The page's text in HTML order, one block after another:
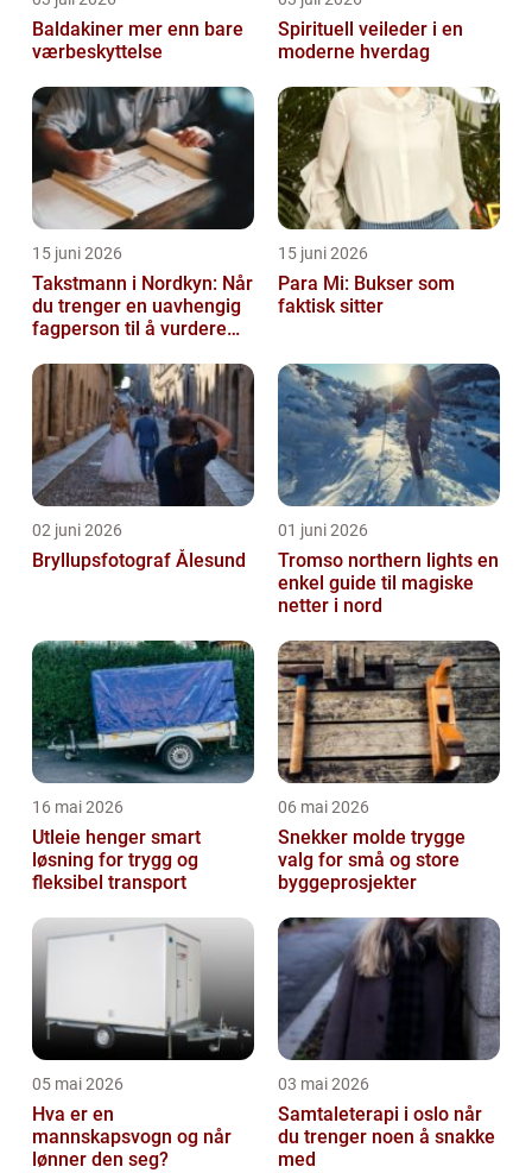
Baldakiner mer enn bare
værbeskyttelse
Spirituell veileder i en
moderne hverdag
15 juni 2026
Takstmann i Nordkyn: Når
du trenger en uavhengig
fagperson til å vurdere
15 juni 2026
Para Mi: Bukser som
faktisk sitter
02 juni 2026
Bryllupsfotograf Ålesund
01 juni 2026
Tromso northern lights en
enkel guide til magiske
netter i nord
16 mai 2026
Utleie henger smart
løsning for trygg og
fleksibel transport
06 mai 2026
Snekker molde trygge
valg for små og store
byggeprosjekter
05 mai 2026
Hva er en
mannskapsvogn og når
lønner den seg?
03 mai 2026
Samtaleterapi i oslo når
du trenger noen å snakke
med